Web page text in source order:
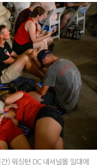
) 워싱턴 DC 내셔널몰 일대에